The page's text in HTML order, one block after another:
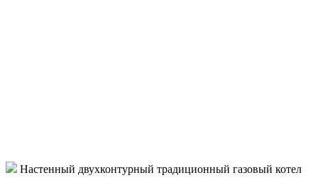
Настенный двухконтурный традиционный газовый котел